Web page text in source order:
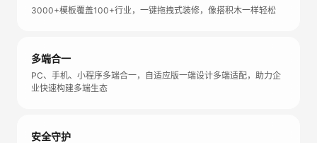
3000+模板覆盖100+行业，一键拖拽式装修，像搭积木一样轻松
多端合一
PC、手机、小程序多端合一，自适应版一端设计多端适配，助力企
业快速构建多端生态
安全守护